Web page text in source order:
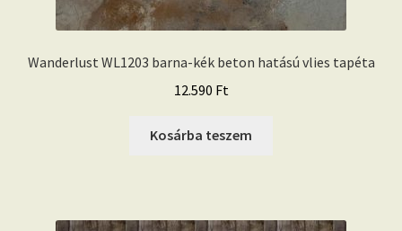
Wanderlust WL1203 barna-kék beton hatású vlies tapéta
12.590 Ft
Kosárba teszem